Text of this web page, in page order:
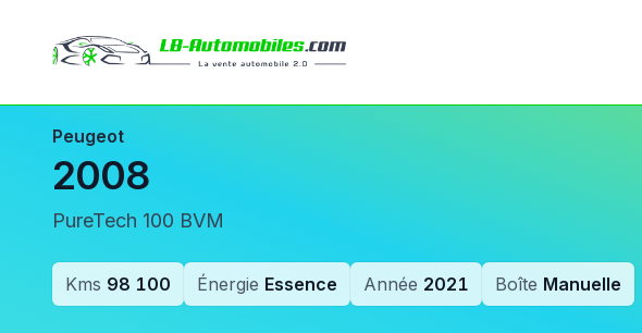
Peugeot
2008
PureTech 100 BVM
Kms 98 100 Énergie Essence Année 2021 Boîte Manuelle